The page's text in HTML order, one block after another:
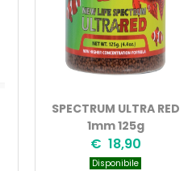
SPECTRUM ULTRA RED
1mm 125g
€ 18,90
Disponibile